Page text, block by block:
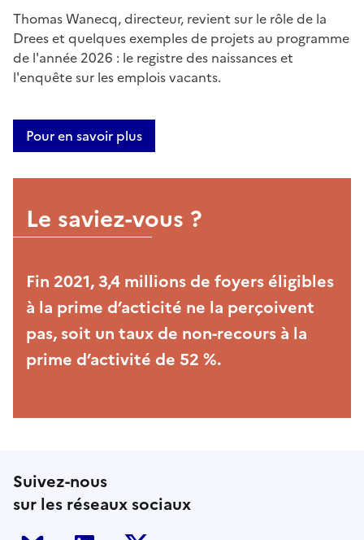
Thomas Wanecq, directeur, revient sur le rôle de la
Drees et quelques exemples de projets au programme
de l'année 2026 : le registre des naissances et
l'enquête sur les emplois vacants.
Pour en savoir plus
Le saviez-vous ?
Fin 2021, 3,4 millions de foyers éligibles
à la prime d’acticité ne la perçoivent
pas, soit un taux de non-recours à la
prime d’activité de 52 %.
Suivez-nous
sur les réseaux sociaux